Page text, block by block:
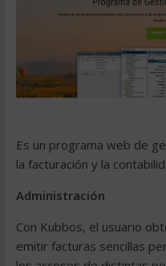
Es un programa web de
la facturación y la
Administración
Con Kubbos, el usuario
emitir facturas sencillas